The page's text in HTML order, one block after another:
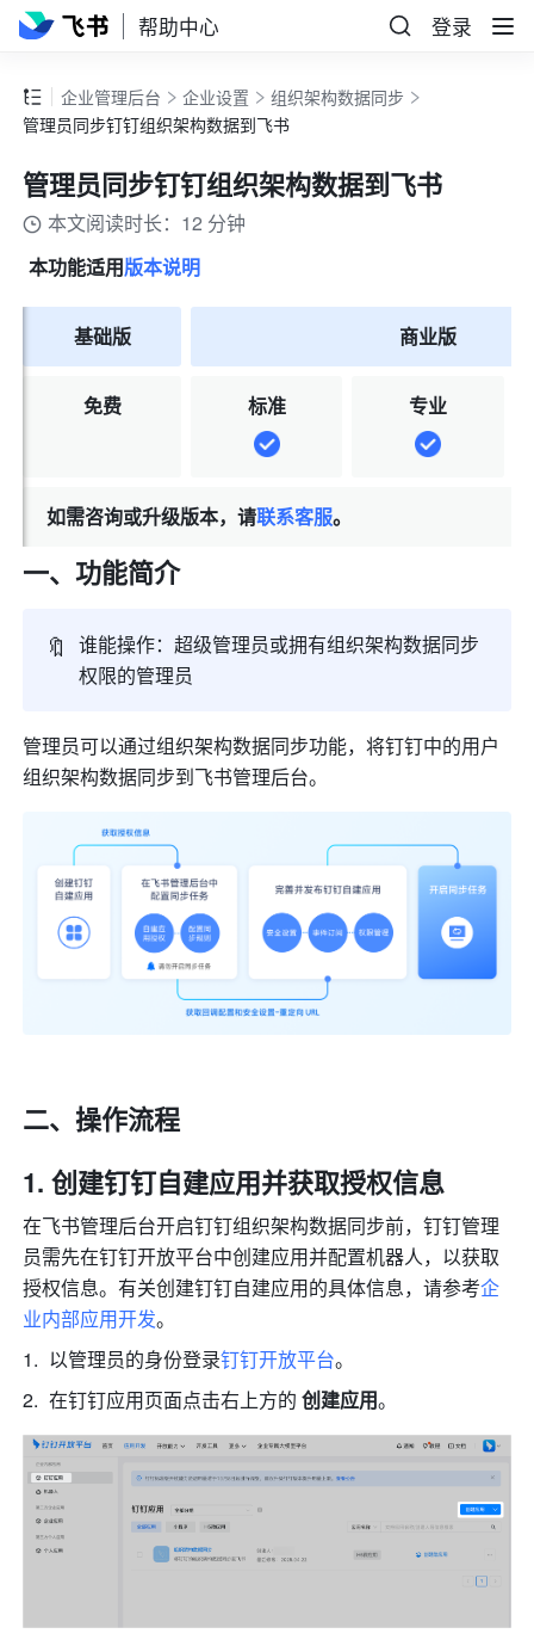
帮助中心 登录
企业管理后台 企业设置
组织架构数据同步
管理员同步钉钉组织架构数据到飞书
管理员同步钉钉组织架构数据到飞书
本文阅读时长：12 分钟
本功能适用版本说明
基础版
免费
商业版
标准 专业
如需咨询或升级版本，请联系客服。
一、功能简介
🔖
谁能操作：超级管理员或拥有组织架构数据同步
权限的管理员
管理员可以通过组织架构数据同步功能，将钉钉中的用户
组织架构数据同步到飞书管理后台。
二、操作流程
创建钉钉自建应用并获取授权信息
在飞书管理后台开启钉钉组织架构数据同步前，钉钉管理
员需先在钉钉开放平台中创建应用并配置机器人，以获取
授权信息。有关创建钉钉自建应用的具体信息，请参考企
业内部应用开发。
以管理员的身份登录钉钉开放平台。
在钉钉应用页面点击右上方的 创建应用。